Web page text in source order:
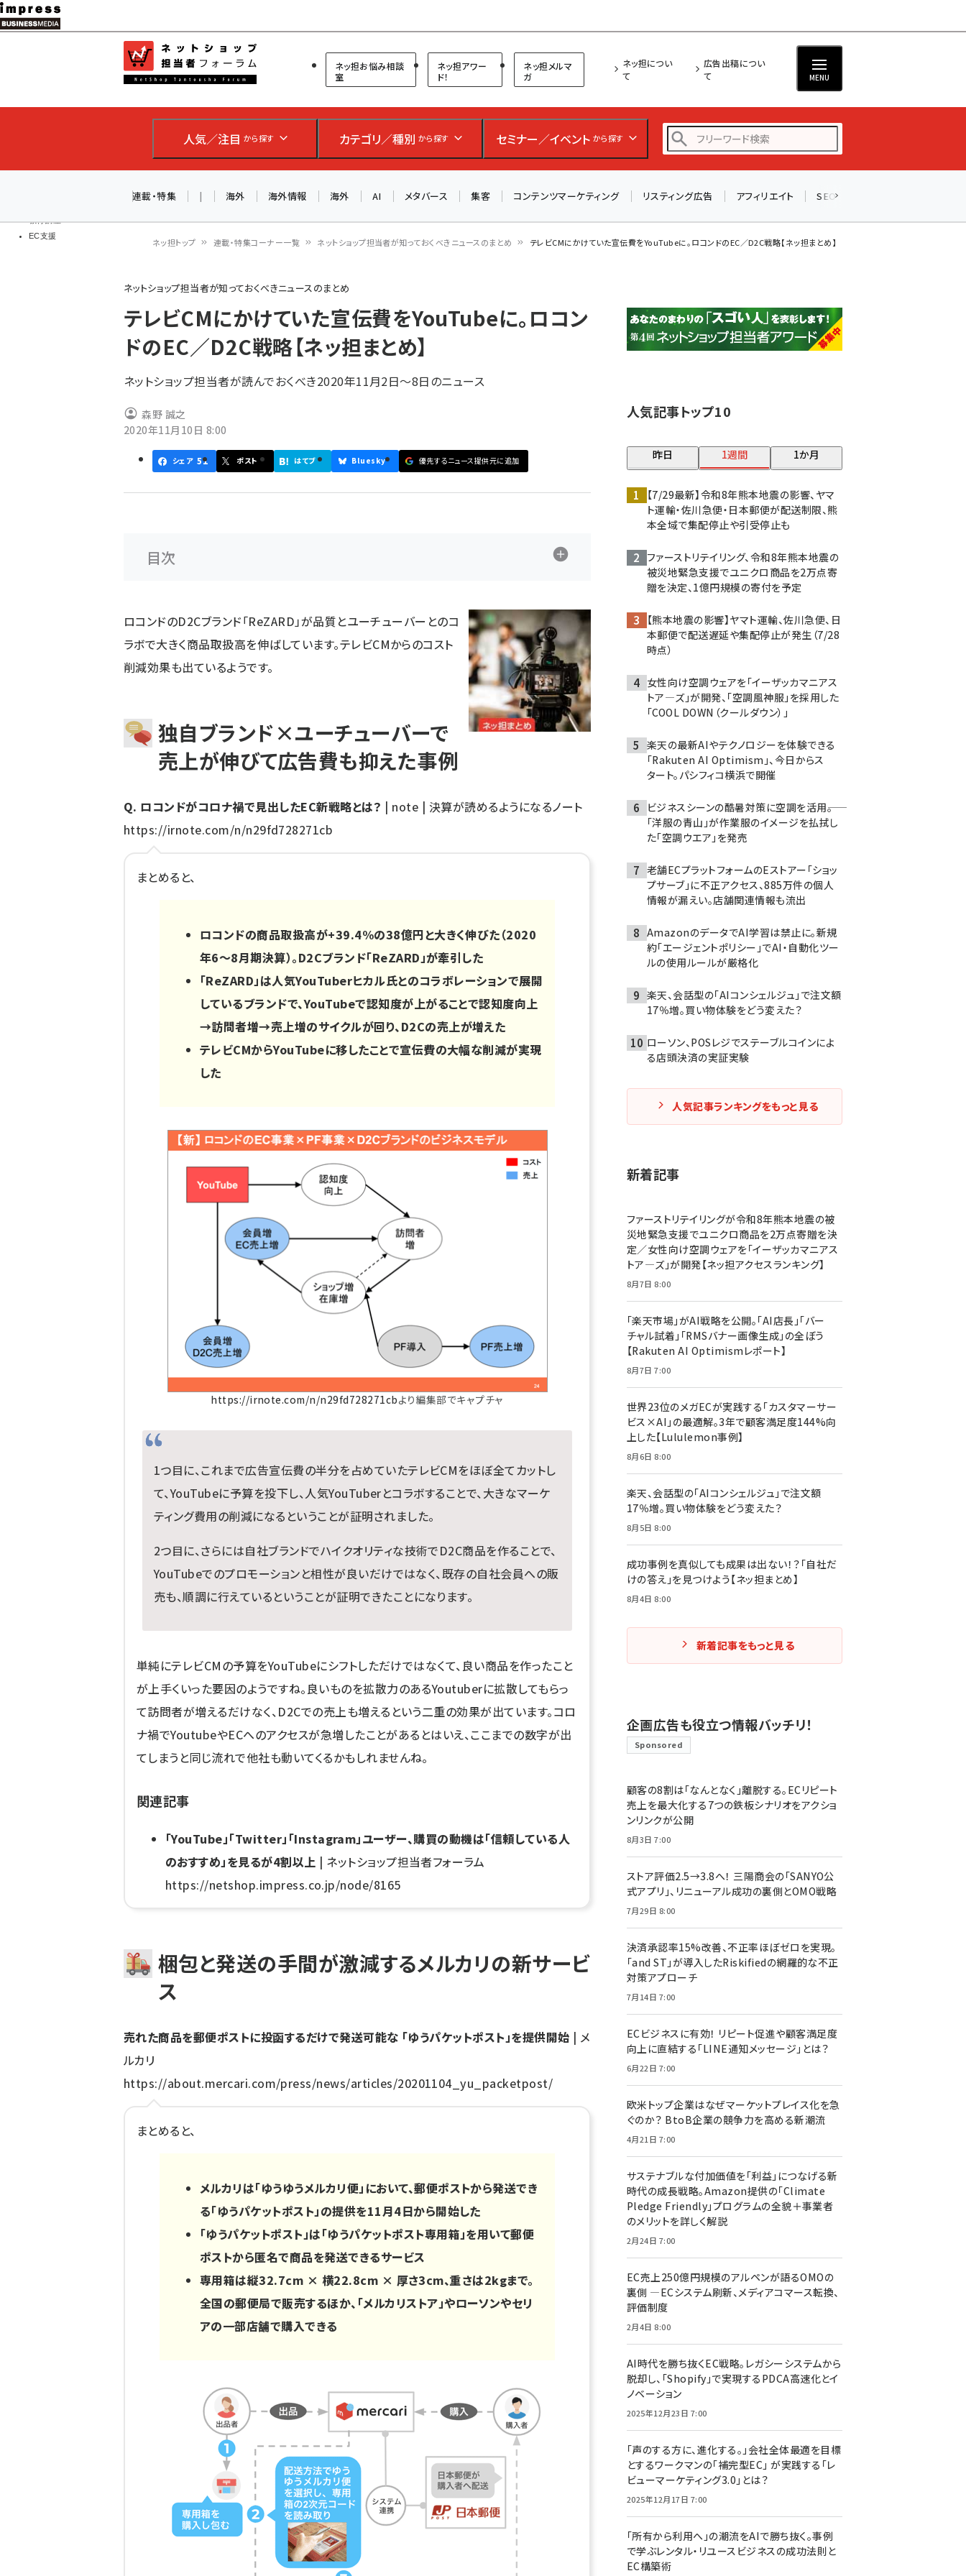
メ
イ
ン
ツ
移
教育講座
EC支援
ネットショップ担当者フォーラム
ネッ担お悩み相談
室
ネッ担アワー
ド！
ネッ担メルマ
ガ
ネッ担につい
て
広告出稿につい
て
MENU
人気／注目 から探す カテゴリ／種別 から探す セミナー／イベント から探す
yahoo (1901)
アスクル (1119)
base (1077)
連載・特集 | 海外 海外情報 海外 AI メタバース 集客 コンテンツマーケティング リスティング広告 アフィリエイト SEO
ン
く
ず
ネッ担トップ 連載・特集コーナー一覧 ネットショップ担当者が知っておくべきニュースのまとめ テレビCMにかけていた宣伝費をYouTubeに。ロコンドのEC／D2C戦略【ネッ担まとめ】
ネットショップ担当者が知っておくべきニュースのまとめ
テレビCMにかけていた宣伝費をYouTubeに。ロコン
ドのEC／D2C戦略【ネッ担まとめ】
ネットショップ担当者が読んでおくべき2020年11月2日〜8日のニュース
森野 誠之
2020年11月10日 8:00
シェア 51 ポスト はてブ Bluesky 優先するニュース提供元に追加
目次
ロコンドのD2Cブランド「ReZARD」が品質とユーチューバーとのコ
ラボで大きく商品取扱高を伸ばしています。テレビCMからのコスト
削減効果も出ているようです。
独自ブランド×ユーチューバーで
売上が伸びて広告費も抑えた事例
Q. ロコンドがコロナ禍で見出したEC新戦略とは？ | note | 決算が読めるようになるノート
https://irnote.com/n/n29fd728271cb
まとめると、
ロコンドの商品取扱高が+39.4%の38億円と大きく伸びた（2020
年6～8月期決算）。D2Cブランド「ReZARD」が牽引した
「ReZARD」は人気YouTuberヒカル氏とのコラボレーションで展開
しているブランドで、YouTubeで認知度が上がることで認知度向上
→訪問者増→売上増のサイクルが回り、D2Cの売上が増えた
テレビCMからYouTubeに移したことで宣伝費の大幅な削減が実現
した
https://irnote.com/n/n29fd728271cbより編集部でキャプチャ
1つ目に、これまで広告宣伝費の半分を占めていたテレビCMをほぼ全てカットし
て、YouTubeに予算を投下し、人気YouTuberとコラボすることで、大きなマーケ
ティング費用の削減になるということが証明されました。
2つ目に、さらには自社ブランドでハイクオリティな技術でD2C商品を作ることで、
YouTubeでのプロモーションと相性が良いだけではなく、既存の自社会員への販
売も、順調に行えているということが証明できたことになります。
単純にテレビCMの予算をYouTubeにシフトしただけではなくて、良い商品を作ったこと
が上手くいった要因のようですね。良いものを拡散力のあるYoutuberに拡散してもらっ
て訪問者が増えるだけなく、D2Cでの売上も増えるという二重の効果が出ています。コロ
ナ禍でYoutubeやECへのアクセスが急増したことがあるとはいえ、ここまでの数字が出
てしまうと同じ流れで他社も動いてくるかもしれませんね。
関連記事
「YouTube」「Twitter」「Instagram」ユーザー、購買の動機は「信頼している人
のおすすめ」を見るが4割以上 | ネットショップ担当者フォーラム
https://netshop.impress.co.jp/node/8165
梱包と発送の手間が激減するメルカリの新サービ
ス
売れた商品を郵便ポストに投函するだけで発送可能な 「ゆうパケットポスト」を提供開始 | メ
ルカリ
https://about.mercari.com/press/news/articles/20201104_yu_packetpost/
まとめると、
メルカリは「ゆうゆうメルカリ便」において、郵便ポストから発送でき
る「ゆうパケットポスト」の提供を11月4日から開始した
「ゆうパケットポスト」は「ゆうパケットポスト専用箱」を用いて郵便
ポストから匿名で商品を発送できるサービス
専用箱は縦32.7cm × 横22.8cm × 厚さ3cm、重さは2kgまで。
全国の郵便局で販売するほか、「メルカリストア」やローソンやセリ
アの一部店舗で購入できる
人気記事トップ10
昨日 1週間 1か月
【7/29最新】令和8年熊本地震の影響、ヤマ
ト運輸・佐川急便・日本郵便が配送制限、熊
本全域で集配停止や引受停止も
ファーストリテイリング、令和8年熊本地震の
被災地緊急支援でユニクロ商品を2万点寄
贈を決定、1億円規模の寄付を予定
【熊本地震の影響】ヤマト運輸、佐川急便、日
本郵便で配送遅延や集配停止が発生（7/28
時点）
女性向け空調ウェアを「イーザッカマニアス
トア―ズ」が開発、「空調風神服」を採用した
「COOL DOWN（クールダウン）」
楽天の最新AIやテクノロジーを体験できる
「Rakuten AI Optimism」、今日からス
タート。パシフィコ横浜で開催
ビジネスシーンの酷暑対策に空調を活用――。
「洋服の青山」が作業服のイメージを払拭し
た「空調ウエア」を発売
老舗ECプラットフォームのEストアー「ショッ
プサーブ」に不正アクセス、885万件の個人
情報が漏えい。店舗関連情報も流出
AmazonのデータでAI学習は禁止に。新規
約「エージェントポリシー」でAI・自動化ツー
ルの使用ルールが厳格化
楽天、会話型の「AIコンシェルジュ」で注文額
17％増。買い物体験をどう変えた？
ローソン、POSレジでステーブルコインによ
る店頭決済の実証実験
人気記事ランキングをもっと見る
新着記事
ファーストリテイリングが令和8年熊本地震の被
災地緊急支援でユニクロ商品を2万点寄贈を決
定／女性向け空調ウェアを「イーザッカマニアス
トア―ズ」が開発【ネッ担アクセスランキング】
8月7日 8:00
「楽天市場」がAI戦略を公開。「AI店長」「バー
チャル試着」「RMSバナー画像生成」の全ぼう
【Rakuten AI Optimismレポート】
8月7日 7:00
世界23位のメガECが実践する「カスタマーサー
ビス×AI」の最適解。3年で顧客満足度144%向
上した【Lululemon事例】
8月6日 8:00
楽天、会話型の「AIコンシェルジュ」で注文額
17％増。買い物体験をどう変えた？
8月5日 8:00
成功事例を真似しても成果は出ない！？「自社だ
けの答え」を見つけよう【ネッ担まとめ】
8月4日 8:00
新着記事をもっと見る
企画広告も役立つ情報バッチリ！
Sponsored
顧客の8割は「なんとなく」離脱する。ECリピート
売上を最大化する7つの鉄板シナリオをアクショ
ンリンクが公開
8月3日 7:00
ストア評価2.5→3.8へ！ 三陽商会の「SANYO公
式アプリ」、リニューアル成功の裏側とOMO戦略
7月29日 8:00
決済承認率15%改善、不正率ほぼゼロを実現。
「and ST」が導入したRiskifiedの網羅的な不正
対策アプローチ
7月14日 7:00
ECビジネスに有効！ リピート促進や顧客満足度
向上に直結する「LINE通知メッセージ」とは？
6月22日 7:00
欧米トップ企業はなぜマーケットプレイス化を急
ぐのか？ BtoB企業の競争力を高める新潮流
4月21日 7:00
サステナブルな付加価値を「利益」につなげる新
時代の成長戦略。Amazon提供の「Climate
Pledge Friendly」プログラムの全貌＋事業者
のメリットを詳しく解説
2月24日 7:00
EC売上250億円規模のアルペンが語るOMOの
裏側 ―ECシステム刷新、メディアコマース転換、
評価制度
2月4日 8:00
AI時代を勝ち抜くEC戦略。レガシーシステムから
脱却し、「Shopify」で実現するPDCA高速化とイ
ノベーション
2025年12月23日 7:00
「声のする方に、進化する。」会社全体最適を目標
とするワークマンの「補完型EC」 が実践する「レ
ビューマーケティング3.0」とは？
2025年12月17日 7:00
「所有から利用へ」の潮流をAIで勝ち抜く。事例
で学ぶレンタル・リユースビジネスの成功法則と
EC構築術
お知らせ
AIが買い物を代行する時代に打つべき「次の一手」とは？
ミナー（8/26＠東京）【交流会も実施】
交流会も実施します。すべての講演を無料で聴講できます！
参加登録はこちら↑